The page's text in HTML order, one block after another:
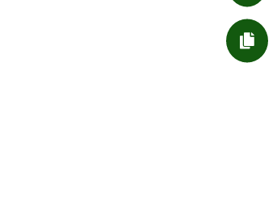
